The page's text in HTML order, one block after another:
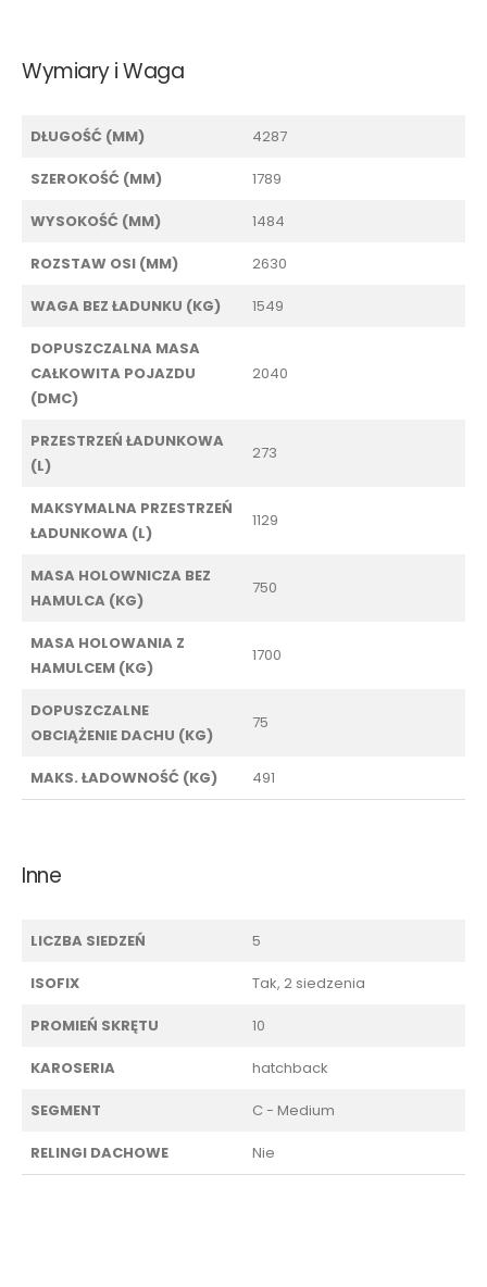
Wymiary i Waga
DŁUGOŚĆ (MM) 4287
SZEROKOŚĆ (MM) 1789
WYSOKOŚĆ (MM) 1484
ROZSTAW OSI (MM) 2630
WAGA BEZ ŁADUNKU (KG) 1549
DOPUSZCZALNA MASA
CAŁKOWITA POJAZDU
(DMC)
2040
PRZESTRZEŃ ŁADUNKOWA
(L)
273
MAKSYMALNA PRZESTRZEŃ
ŁADUNKOWA (L)
1129
MASA HOLOWNICZA BEZ
HAMULCA (KG)
750
MASA HOLOWANIA Z
HAMULCEM (KG)
1700
DOPUSZCZALNE
OBCIĄŻENIE DACHU (KG)
75
MAKS. ŁADOWNOŚĆ (KG) 491
Inne
LICZBA SIEDZEŃ 5
ISOFIX Tak, 2 siedzenia
PROMIEŃ SKRĘTU 10
KAROSERIA hatchback
SEGMENT C - Medium
RELINGI DACHOWE Nie